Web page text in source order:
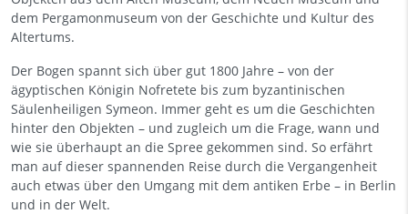
dem Pergamonmuseum von der Geschichte und Kultur des
Altertums.
Der Bogen spannt sich über gut 1800 Jahre – von der
ägyptischen Königin Nofretete bis zum byzantinischen
Säulenheiligen Symeon. Immer geht es um die Geschichten
hinter den Objekten – und zugleich um die Frage, wann und
wie sie überhaupt an die Spree gekommen sind. So erfährt
man auf dieser spannenden Reise durch die Vergangenheit
auch etwas über den Umgang mit dem antiken Erbe – in Berlin
und in der Welt.